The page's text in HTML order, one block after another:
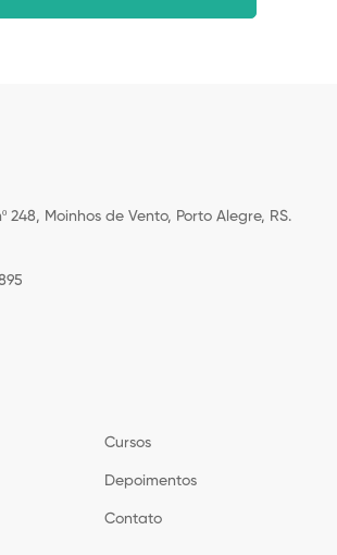
248, Moinhos de Vento, Porto Alegre, RS.
Cursos
Depoimentos
Contato